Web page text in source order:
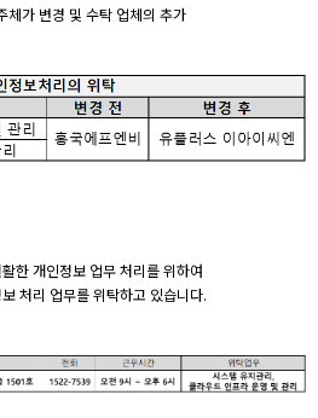
체가 변경 및 수탁 업체의 추가
한 개인정보 업무 처리를 위하여
처리 업무를 위탁하고 있습니다.